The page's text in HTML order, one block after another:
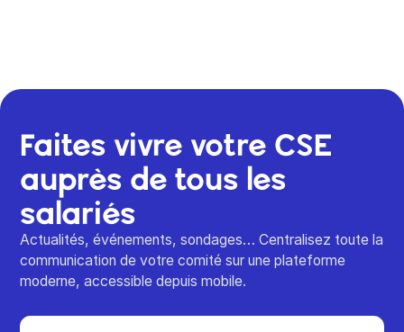
Faites vivre votre CSE
auprès de tous les
salariés
Actualités, événements, sondages… Centralisez toute la
communication de votre comité sur une plateforme
moderne, accessible depuis mobile.